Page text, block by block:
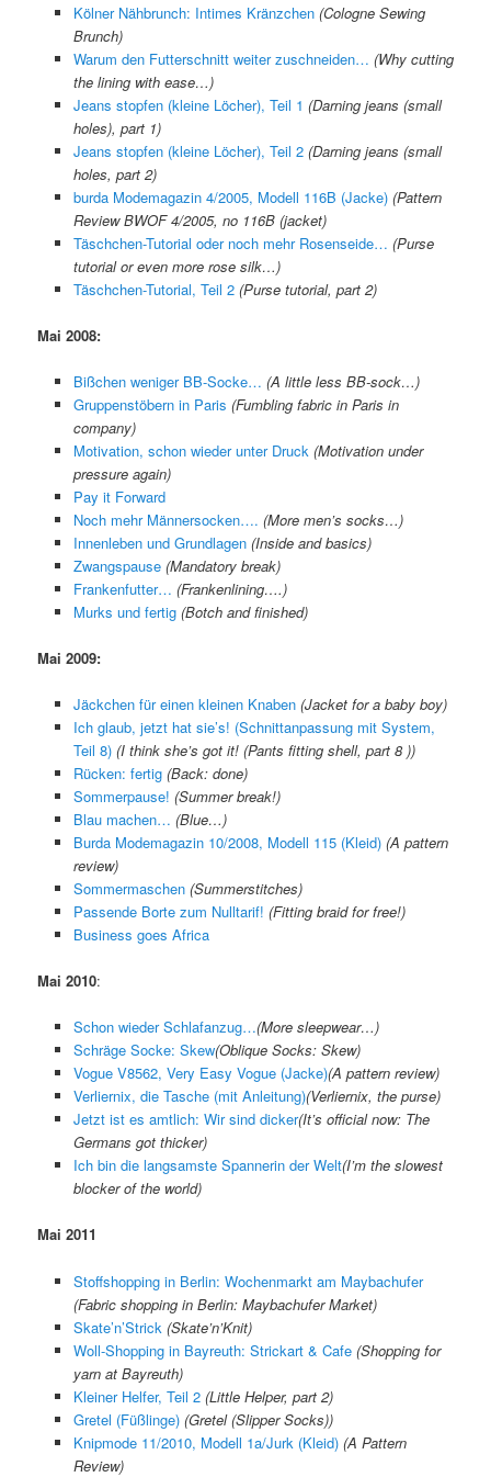
Kölner Nähbrunch: Intimes Kränzchen (Cologne Sewing
Brunch)
Warum den Futterschnitt weiter zuschneiden… (Why cutting
the lining with ease…)
Jeans stopfen (kleine Löcher), Teil 1 (Darning jeans (small
holes), part 1)
Jeans stopfen (kleine Löcher), Teil 2 (Darning jeans (small
holes, part 2)
burda Modemagazin 4/2005, Modell 116B (Jacke) (Pattern
Review BWOF 4/2005, no 116B (jacket)
Täschchen-Tutorial oder noch mehr Rosenseide… (Purse
tutorial or even more rose silk…)
Täschchen-Tutorial, Teil 2 (Purse tutorial, part 2)
Mai 2008:
Bißchen weniger BB-Socke… (A little less BB-sock…)
Gruppenstöbern in Paris (Fumbling fabric in Paris in
company)
Motivation, schon wieder unter Druck (Motivation under
pressure again)
Pay it Forward
Noch mehr Männersocken…. (More men’s socks…)
Innenleben und Grundlagen (Inside and basics)
Zwangspause (Mandatory break)
Frankenfutter… (Frankenlining….)
Murks und fertig (Botch and finished)
Mai 2009:
Jäckchen für einen kleinen Knaben (Jacket for a baby boy)
Ich glaub, jetzt hat sie’s! (Schnittanpassung mit System,
Teil 8) (I think she’s got it! (Pants fitting shell, part 8 ))
Rücken: fertig (Back: done)
Sommerpause! (Summer break!)
Blau machen… (Blue…)
Burda Modemagazin 10/2008, Modell 115 (Kleid) (A pattern
review)
Sommermaschen (Summerstitches)
Passende Borte zum Nulltarif! (Fitting braid for free!)
Business goes Africa
Mai 2010:
Schon wieder Schlafanzug…(More sleepwear…)
Schräge Socke: Skew(Oblique Socks: Skew)
Vogue V8562, Very Easy Vogue (Jacke)(A pattern review)
Verliernix, die Tasche (mit Anleitung)(Verliernix, the purse)
Jetzt ist es amtlich: Wir sind dicker(It’s official now: The
Germans got thicker)
Ich bin die langsamste Spannerin der Welt(I’m the slowest
blocker of the world)
Mai 2011
Stoffshopping in Berlin: Wochenmarkt am Maybachufer
(Fabric shopping in Berlin: Maybachufer Market)
Skate’n’Strick (Skate’n’Knit)
Woll-Shopping in Bayreuth: Strickart & Cafe (Shopping for
yarn at Bayreuth)
Kleiner Helfer, Teil 2 (Little Helper, part 2)
Gretel (Füßlinge) (Gretel (Slipper Socks))
Knipmode 11/2010, Modell 1a/Jurk (Kleid) (A Pattern
Review)